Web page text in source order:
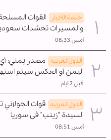
خدمة الأخبار
القوات
والمسيرات تحشدات
أمس 08:33
الدول العربیه مصدر يمني:
اليمن أو العكس سيتم
قبل 2 ايام
الدول العربیه قوات
السيدة "زينب" في سوريا
أمس 08:51